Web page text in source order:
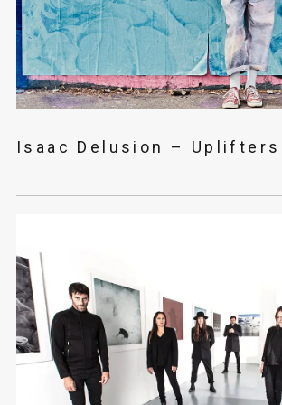
Isaac Delusion – Uplifters